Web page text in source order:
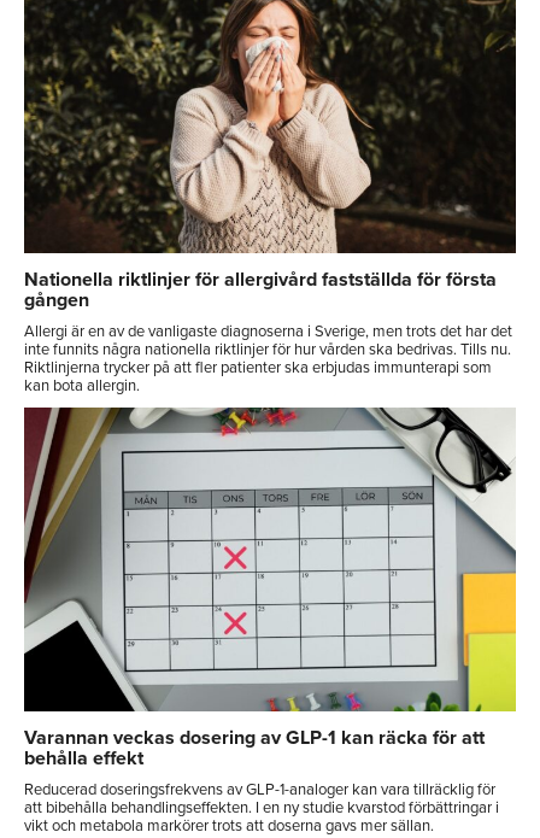
Nationella riktlinjer för allergivård fastställda för första
gången
Allergi är en av de vanligaste diagnoserna i Sverige, men trots det har det
inte funnits några nationella riktlinjer för hur vården ska bedrivas. Tills nu.
Riktlinjerna trycker på att fler patienter ska erbjudas immunterapi som
kan bota allergin.
Varannan veckas dosering av GLP-1 kan räcka för att
behålla effekt
Reducerad doseringsfrekvens av GLP-1-analoger kan vara tillräcklig för
att bibehålla behandlingseffekten. I en ny studie kvarstod förbättringar i
vikt och metabola markörer trots att doserna gavs mer sällan.